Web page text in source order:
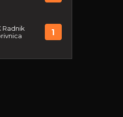
Radnik
1